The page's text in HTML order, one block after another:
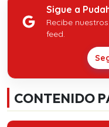
Sigue a
Recibe
feed.
CONTENIDO